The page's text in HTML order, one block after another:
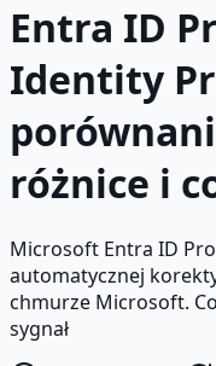
Entra ID
Identity
różnice i
Microsoft Entra ID
automatycznej
chmurze Microsoft.
sygnał